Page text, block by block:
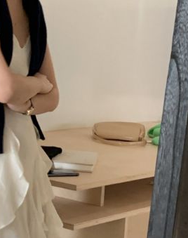
任。
４．使用「AFTEE先享後付」時，將依據個別帳
即時審查核予不同之上限額度；若仍有額度不足
結果請求用戶進行身份認證。
５．嚴禁一人註冊多個帳號或使用他人資訊註冊
形，恩沛科技股份有限公司將有權停止該用戶之
宅配
每筆NT$100，滿NT$1,500(含以上)免運費
海外宅配